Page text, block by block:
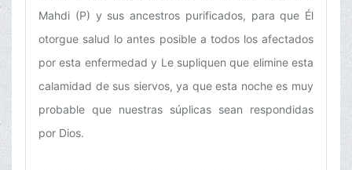
Mahdi (P) y sus ancestros purificados, para que Él
otorgue salud lo antes posible a todos los afectados
por esta enfermedad y Le supliquen que elimine esta
calamidad de sus siervos, ya que esta noche es muy
probable que nuestras súplicas sean respondidas
por Dios.